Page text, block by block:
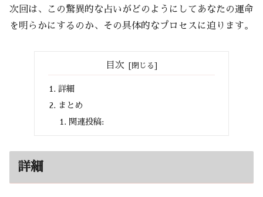
次回は、この驚異的な占いがどのようにしてあなたの運命
を明らかにするのか、その具体的なプロセスに迫ります。
目次
詳細
まとめ
関連投稿:
詳細